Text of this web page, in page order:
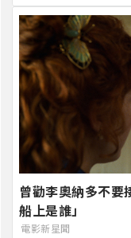
曾勸李奧納多不要
船上是誰」
電影新星聞